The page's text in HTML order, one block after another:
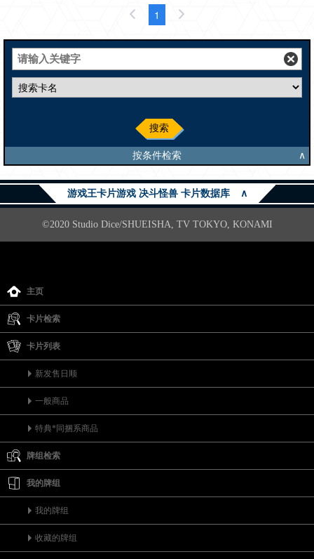
1
搜索
按条件检索 ∧
游戏王卡片游戏 决斗怪兽 卡片数据库 ∧
©2020 Studio Dice/SHUEISHA, TV TOKYO, KONAMI
主页
卡片检索
卡片列表
新发售日顺
一般商品
特典*同捆系商品
牌组检索
我的牌组
我的牌组
收藏的牌组